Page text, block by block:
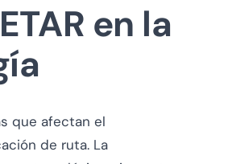
en la
que afectan el
de ruta. La